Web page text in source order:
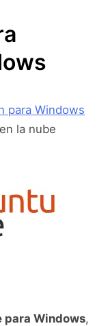
para Windows
la nube
para Windows,